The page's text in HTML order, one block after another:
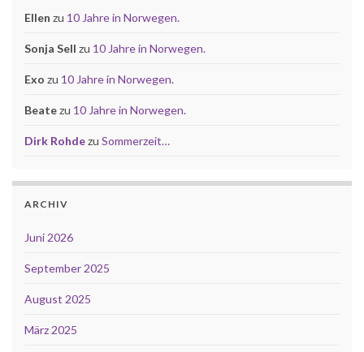
Ellen zu 10 Jahre in Norwegen.
Sonja Sell zu 10 Jahre in Norwegen.
Exo zu 10 Jahre in Norwegen.
Beatezu 10 Jahre in Norwegen.
Dirk Rohdezu Sommerzeit…
ARCHIV
Juni 2026
September 2025
August 2025
März 2025